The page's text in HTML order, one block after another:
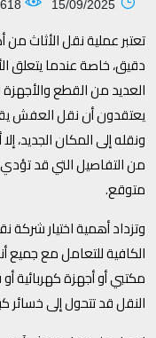
تعتبر عملية نقل الأثاث من
دقيق، خاصة عندما يتعلق
العديد من القطع
يعتقدون أن نقل العفش
ونقله إلى المكان الجديد،
من التفاصيل التي قد تؤدي
متوقع.
وتزداد أهمية اختيار شركة
الكافية للتعامل مع جميع
مكتبي أو أجهزة كهربائية
النقل قد تتحول إلى خسائر